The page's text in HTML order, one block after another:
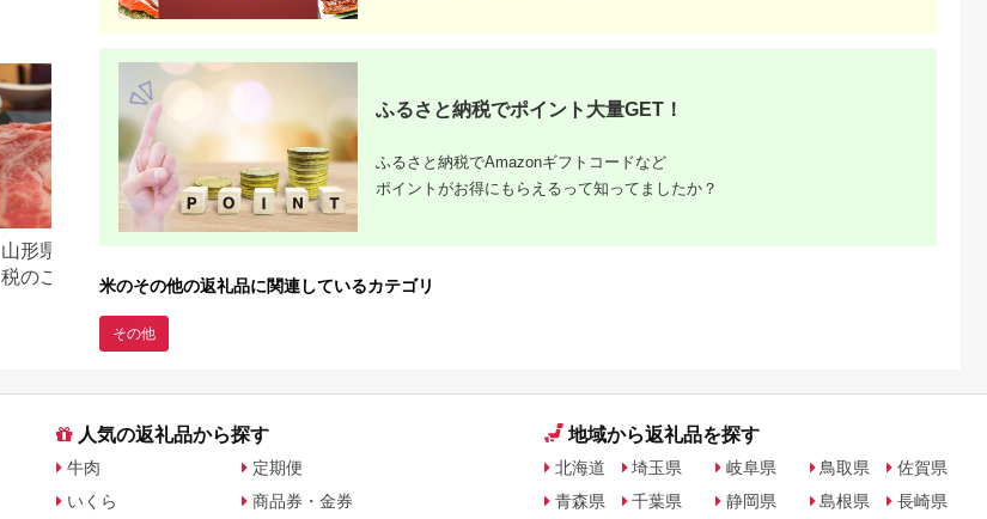
日田市 / JAおおいた
県 菊池市 米 お米 精
山形県 米沢市のふるさと納
税のご紹介
滋賀県 米原市のふるさと納
税のご紹介
ふるさと納税でポイント大量GET！
ふるさと納税でAmazonギフトコードなど
ポイントがお得にもらえるって知ってましたか？
米のその他の返礼品に関連しているカテゴリ
その他
人気の返礼品から探す
牛肉
いくら
定期便
商品券・金券
地域から返礼品を探す
北海道
青森県
埼玉県
千葉県
岐阜県
静岡県
鳥取県
島根県
佐賀県
長崎県